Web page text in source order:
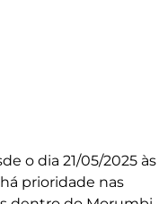
o dia 21/05/2025 às
prioridade nas